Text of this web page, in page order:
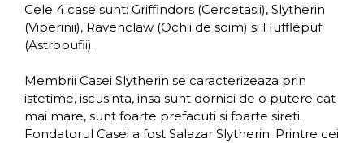
Cele 4 case sunt: Griffindors (Cercetasii), Slytherin
(Viperinii), Ravenclaw (Ochii de soim) si Hufflepuf
(Astropufii).
Membrii Casei Slytherin se caracterizeaza prin
istetime, iscusinta, insa sunt dornici de o putere cat
mai mare, sunt foarte prefacuti si foarte sireti.
Fondatorul Casei a fost Salazar Slytherin. Printre cei